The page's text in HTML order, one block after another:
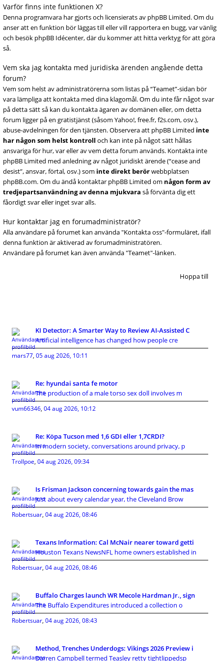
Varför finns inte funktionen X?
Denna programvara har gjorts och licensierats av phpBB Limited. Om du
anser att en funktion bör läggas till eller vill rapportera en bugg, var vänlig
och besök phpBB Idécenter, där du kommer att hitta verktyg för att göra
så.
Vem ska jag kontakta med juridiska ärenden angående detta
forum?
Vem som helst av administratörerna som listas på “Teamet”-sidan bör
vara lämpliga att kontakta med dina klagomål. Om du inte får något svar
på detta sätt så kan du kontakta ägaren av domänen eller, om detta
forum ligger på en gratistjänst (såsom Yahoo!, free.fr, f2s.com, osv.),
abuse-avdelningen för den tjänsten. Observera att phpBB Limited inte
har någon som helst kontroll och kan inte på något sätt hållas
ansvariga för hur, var eller av vem detta forum används. Kontakta inte
phpBB Limited med anledning av något juridiskt ärende (“cease and
desist”, ansvar, förtal, osv.) som inte direkt berörwebbplatsen
phpBB.com. Om du ändå kontaktar phpBB Limited om någon form av
tredjepartsanvändning av denna mjukvara så förvänta dig ett
fåordigt svar eller inget svar alls.
Hur kontaktar jag en forumadministratör?
Alla användare på forumet kan använda "Kontakta oss"-formuläret, ifall
denna funktion är aktiverad av forumadministratören.
Användare på forumet kan även använda "Teamet"-länken.
Hoppa till
KI Detector: A Smarter Way to Review AI-Assisted C
Artificial intelligence has changed how people cre
mars77, 05 aug 2026, 10:11
Re: hyundai santa fe motor
The production of a male torso sex doll involves m
vum66346, 04 aug 2026, 10:12
Re: Köpa Tucson med 1,6 GDI eller 1,7CRDI?
In modern society, conversations around privacy, p
Trollpoe, 04 aug 2026, 09:34
Is Frisman Jackson concerning towards gain the mas
Just about every calendar year, the Cleveland Brow
Robertsuar, 04 aug 2026, 08:46
Texans Information: Cal McNair nearer toward getti
Houston Texans NewsNFL home owners established in
Robertsuar, 04 aug 2026, 08:46
Buffalo Charges launch WR Mecole Hardman Jr., sign
The Buffalo Expenditures introduced a collection o
Robertsuar, 04 aug 2026, 08:43
Method, Trenches Underdogs: Vikings 2026 Preview i
Darren Campbell termed Teasley retty tightlippedsp